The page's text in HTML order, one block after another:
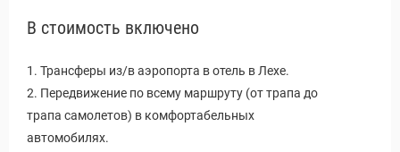
В стоимость включено
1. Трансферы из/в аэропорта в отель в Лехе.
2. Передвижение по всему маршруту (от трапа до
трапа самолетов) в комфортабельных
автомобилях.